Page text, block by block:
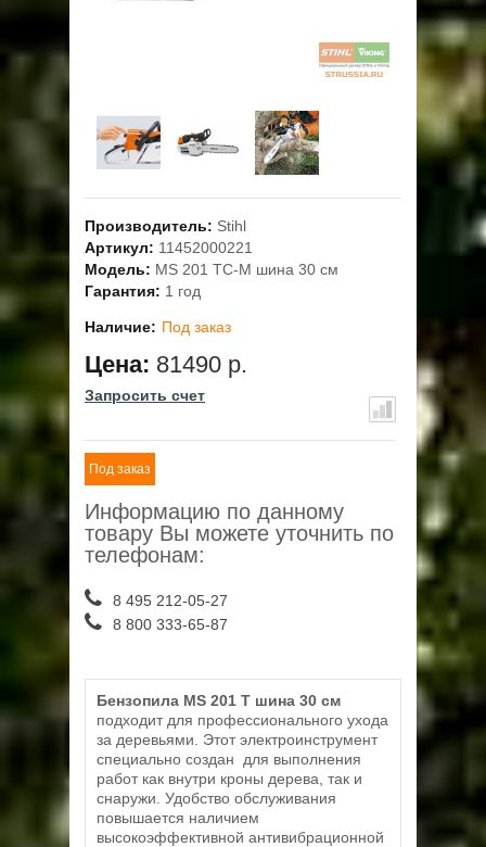
АКЦИИ
Производитель: Stihl
Артикул: 11452000221
Модель: MS 201 TC-M шина 30 см
Гарантия: 1 год
Наличие: Под заказ
Цена: 81490 р.
Запросить счет
Под заказ
Информацию по данному
товару Вы можете уточнить по
телефонам:
8 495 212-05-27
8 800 333-65-87
Бензопила MS 201 T шина 30 см
подходит для профессионального ухода
за деревьями. Этот электроинструмент
специально создан для выполнения
работ как внутри кроны дерева, так и
снаружи. Удобство обслуживания
повышается наличием
высокоэффективной антивибрационной